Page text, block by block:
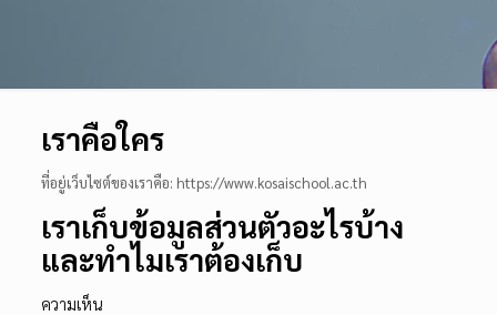
เราคือใคร
ที่อยู่เว็บไซต์ของเราคือ: https://www.kosaischool.ac.th
เราเก็บข้อมูลส่วนตัวอะไรบ้าง
และทำไมเราต้องเก็บ
ความเห็น